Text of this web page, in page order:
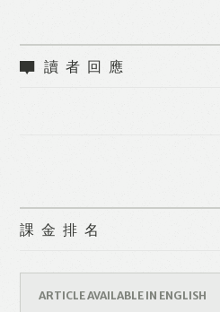
讀者回應
課金排名
ARTICLE AVAILABLE IN ENGLISH